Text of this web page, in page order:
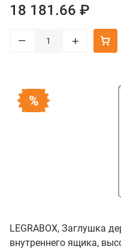
18 181.66 ₽
– +
LEGRABOX, Заглушка
внутреннего ящика,